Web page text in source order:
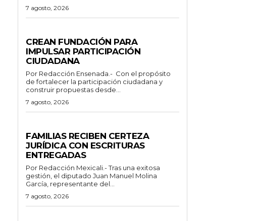
7 agosto, 2026
CREAN FUNDACIÓN PARA
IMPULSAR PARTICIPACIÓN
CIUDADANA
Por Redacción Ensenada.- Con el propósito
de fortalecer la participación ciudadana y
construir propuestas desde...
7 agosto, 2026
FAMILIAS RECIBEN CERTEZA
JURÍDICA CON ESCRITURAS
ENTREGADAS
Por Redacción Mexicali.- Tras una exitosa
gestión, el diputado Juan Manuel Molina
García, representante del...
7 agosto, 2026